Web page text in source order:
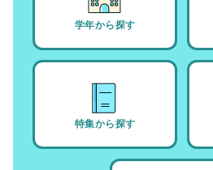
学年から探す
特集から探す